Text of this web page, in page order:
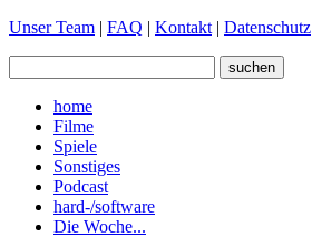
Unser Team | FAQ | Kontakt | Datenschutz
home
Filme
Spiele
Sonstiges
Podcast
hard-/software
Die Woche...